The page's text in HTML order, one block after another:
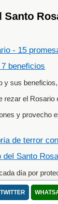
TWITTER
Santo
- 15
beneficios
y sus
rezar el Rosario
y provecho
de terror
del Santo
día por
del demonio.